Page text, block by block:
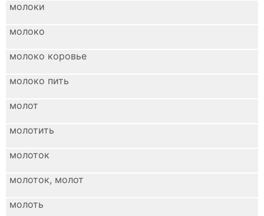
молоки
молоко
молоко коровье
молоко пить
молот
молотить
молоток
молоток, молот
молоть